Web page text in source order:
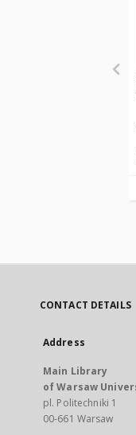
CONTACT DETAILS
Address
Main Library
of Warsaw
pl. Politechniki 1
00-661 Warsaw